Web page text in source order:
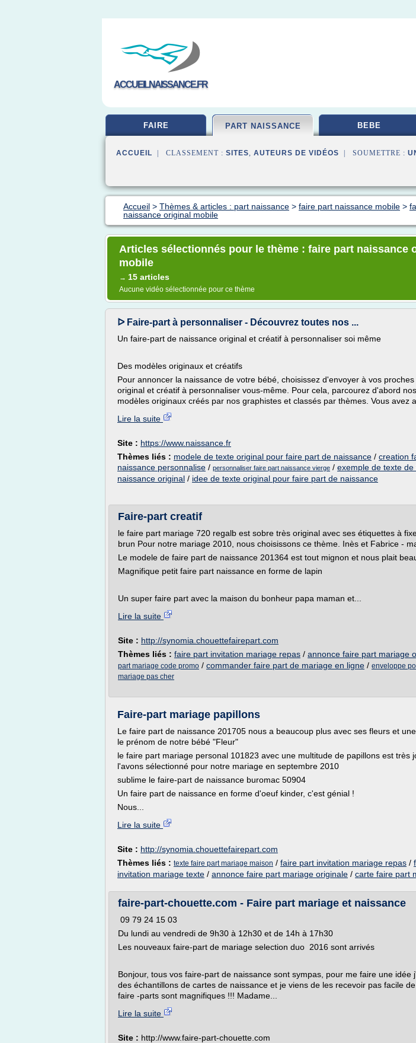
ACCUEILNAISSANCE.FR
FAIRE PART NAISSANCE BEBE
ACCUEIL | CLASSEMENT : SITES, AUTEURS DE VIDÉOS | SOUMETTRE :
Accueil > Thèmes & articles : part naissance > faire part naissance mobile >
naissance original mobile
Articles sélectionnés pour le thème : faire part naissance
mobile
→ 15 articles
Aucune vidéo sélectionnée pour ce thème
ᐅ Faire-part à personnaliser - Découvrez toutes nos ...
Un faire-part de naissance original et créatif à personnaliser soi même
Des modèles originaux et créatifs
Pour annoncer la naissance de votre bébé, choisissez d'envoyer à vos
original et créatif à personnaliser vous-même. Pour cela, parcourez d'abord
modèles originaux créés par nos graphistes et classés par thèmes. Vous avez
Lire la suite
Site : https://www.naissance.fr
Thèmes liés : modele de texte original pour faire part de naissance / creation
naissance personnalise / personnaliser faire part naissance vierge / exemple de texte
naissance original / idee de texte original pour faire part de naissance
Faire-part creatif
le faire part mariage 720 regalb est sobre très original avec ses étiquettes à
brun Pour notre mariage 2010, nous choisissons ce thème. Inès et Fabrice -
Le modele de faire part de naissance 201364 est tout mignon et nous plait
Magnifique petit faire part naissance en forme de lapin
Un super faire part avec la maison du bonheur papa maman et...
Lire la suite
Site : http://synomia.chouettefairepart.com
Thèmes liés : faire part invitation mariage repas / annonce faire part mariage
part mariage code promo / commander faire part de mariage en ligne / enveloppe
mariage pas cher
Faire-part mariage papillons
Le faire part de naissance 201705 nous a beaucoup plus avec ses fleurs et
le prénom de notre bébé "Fleur"
le faire part mariage personal 101823 avec une multitude de papillons est très
l'avons sélectionné pour notre mariage en septembre 2010
sublime le faire-part de naissance buromac 50904
Un faire part de naissance en forme d'oeuf kinder, c'est génial !
Nous...
Lire la suite
Site : http://synomia.chouettefairepart.com
Thèmes liés : texte faire part mariage maison / faire part invitation mariage repas /
invitation mariage texte / annonce faire part mariage originale / carte faire part
faire-part-chouette.com - Faire part mariage et naissance
09 79 24 15 03
Du lundi au vendredi de 9h30 à 12h30 et de 14h à 17h30
Les nouveaux faire-part de mariage selection duo 2016 sont arrivés
Bonjour, tous vos faire-part de naissance sont sympas, pour me faire une idée
des échantillons de cartes de naissance et je viens de les recevoir pas facile
faire -parts sont magnifiques !!! Madame...
Lire la suite
Site : http://www.faire-part-chouette.com